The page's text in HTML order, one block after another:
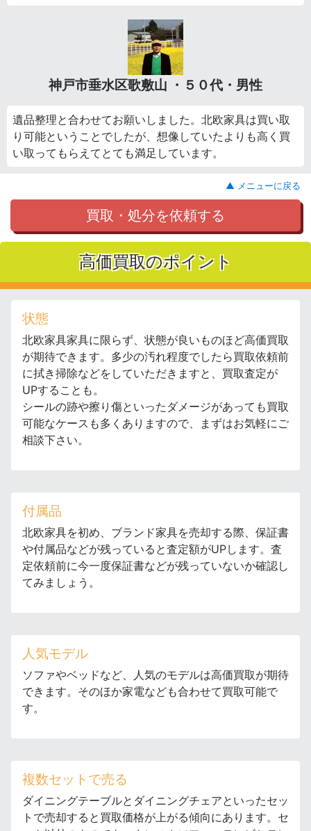
神戸市垂水区歌敷山 ・５０代・男性
遺品整理と合わせてお願いしました。北欧家具は買い取
り可能ということでしたが、想像していたよりも高く買
い取ってもらえてとても満足しています。
▲ メニューに戻る
買取・処分を依頼する
高価買取のポイント
状態
北欧家具家具に限らず、状態が良いものほど高価買取
が期待できます。多少の汚れ程度でしたら買取依頼前
に拭き掃除などをしていただきますと、買取査定が
UPすることも。
シールの跡や擦り傷といったダメージがあっても買取
可能なケースも多くありますので、まずはお気軽にご
相談下さい。
付属品
北欧家具を初め、ブランド家具を売却する際、保証書
や付属品などが残っていると査定額がUPします。査
定依頼前に今一度保証書などが残っていないか確認し
てみましょう。
人気モデル
ソファやベッドなど、人気のモデルは高価買取が期待
できます。そのほか家電なども合わせて買取可能で
す。
複数セットで売る
ダイニングテーブルとダイニングチェアといったセッ
トで売却すると買取価格が上がる傾向にあります。セ